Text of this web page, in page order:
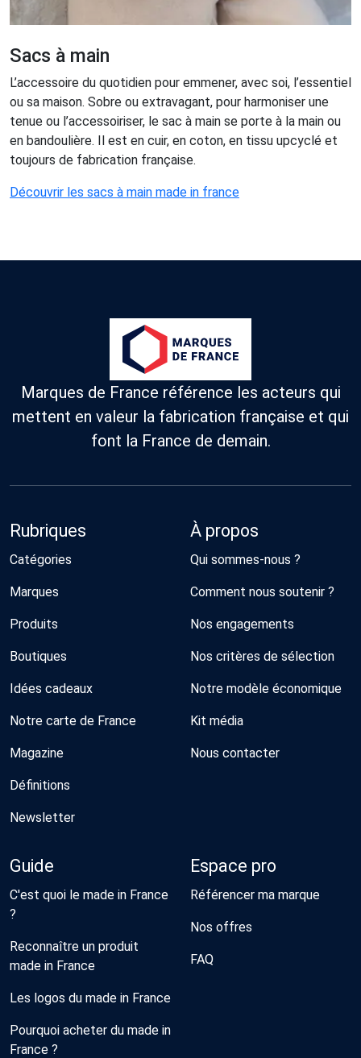
Sacs à main
L’accessoire du quotidien pour emmener, avec soi, l’essentiel
ou sa maison. Sobre ou extravagant, pour harmoniser une
tenue ou l’accessoiriser, le sac à main se porte à la main ou
en bandoulière. Il est en cuir, en coton, en tissu upcyclé et
toujours de fabrication française.
Découvrir les sacs à main made in france
Marques de France référence les acteurs qui
mettent en valeur la fabrication française et qui
font la France de demain.
Rubriques
Catégories
Marques
Produits
Boutiques
Idées cadeaux
Notre carte de France
Magazine
Définitions
Newsletter
À propos
Qui sommes-nous ?
Comment nous soutenir ?
Nos engagements
Nos critères de sélection
Notre modèle économique
Kit média
Nous contacter
Guide
C'est quoi le made in France
?
Reconnaître un produit
made in France
Les logos du made in France
Pourquoi acheter du made in
France ?
Espace pro
Référencer ma marque
Nos offres
FAQ